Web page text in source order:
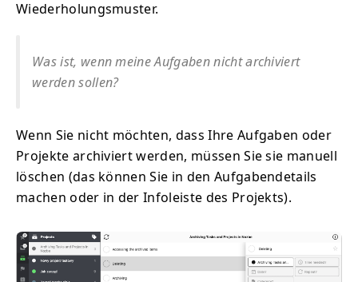
Wiederholungsmuster.
Was ist, wenn meine Aufgaben nicht archiviert
werden sollen?
Wenn Sie nicht möchten, dass Ihre Aufgaben oder
Projekte archiviert werden, müssen Sie sie manuell
löschen (das können Sie in den Aufgabendetails
machen oder in der Infoleiste des Projekts).